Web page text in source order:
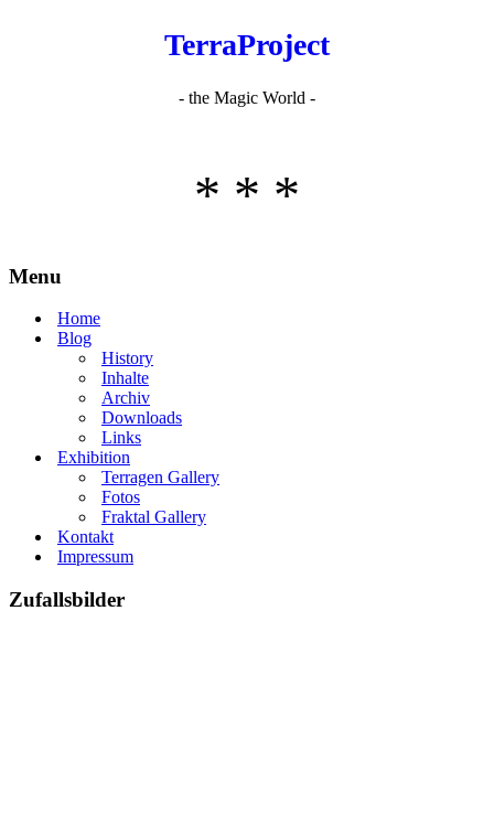
TerraProject
- the Magic World -
* * *
Menu
Home
Blog
History
Inhalte
Archiv
Downloads
Links
Exhibition
Terragen Gallery
Fotos
Fraktal Gallery
Kontakt
Impressum
Zufallsbilder